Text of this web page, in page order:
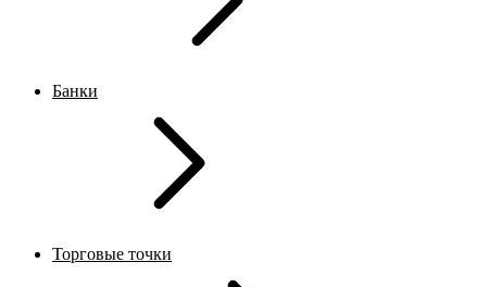
Банки
Торговые точки